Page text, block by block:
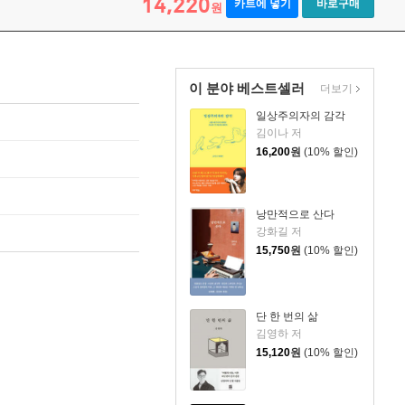
14,220원 카트에 넣기 바로구매
이 분야 베스트셀러
일상주의자의 감각
김이나 저
16,200원 (10% 할인)
낭만적으로 산다
강화길 저
15,750원 (10% 할인)
단 한 번의 삶
김영하 저
15,120원 (10% 할인)
더보기